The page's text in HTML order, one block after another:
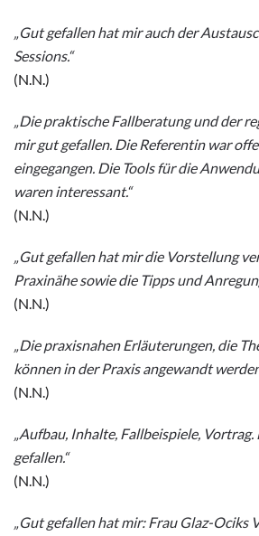
„Gut gefallen hat mir auch der
Sessions.“
(N.N.)
„Die praktische Fallberatung und der
mir gut gefallen. Die Referentin war
eingegangen. Die Tools für die
waren interessant.“
(N.N.)
„Gut gefallen hat mir die Vorstellung
Praxinähe sowie die Tipps und
(N.N.)
„Die praxisnahen Erläuterungen, die
können in der Praxis angewandt
(N.N.)
„Aufbau, Inhalte, Fallbeispiele,
gefallen.“
(N.N.)
„Gut gefallen hat mir: Frau Glaz-Ociks